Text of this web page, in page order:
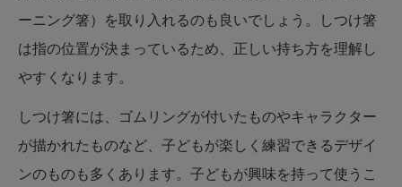
ーニング箸）を取り入れるのも良いでしょう。しつけ箸
は指の位置が決まっているため、正しい持ち方を理解し
やすくなります。
しつけ箸には、ゴムリングが付いたものやキャラクター
が描かれたものなど、子どもが楽しく練習できるデザイ
ンのものも多くあります。子どもが興味を持って使うこ